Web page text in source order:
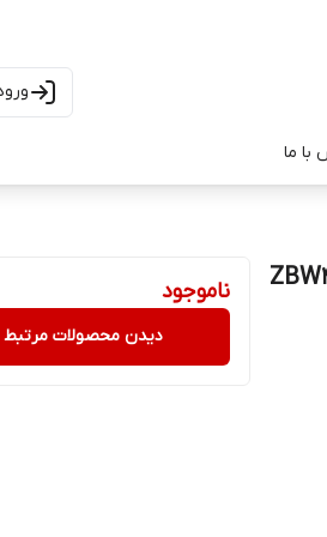
با ما
ناموجود
دیدن محصولات مرتبط